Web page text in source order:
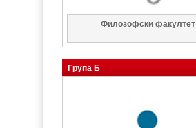
Филозофски факултет
Група Б